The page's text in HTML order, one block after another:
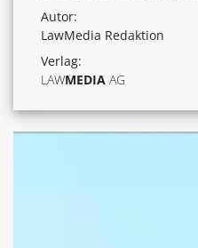
Autor:
LawMedia Redaktion
Verlag:
LAWMEDIA AG